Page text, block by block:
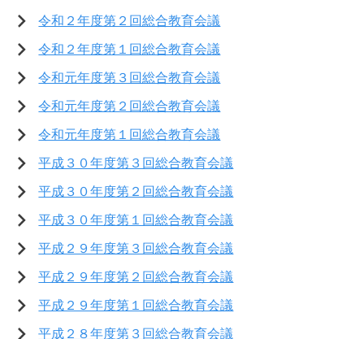
令和２年度第２回総合教育会議
令和２年度第１回総合教育会議
令和元年度第３回総合教育会議
令和元年度第２回総合教育会議
令和元年度第１回総合教育会議
平成３０年度第３回総合教育会議
平成３０年度第２回総合教育会議
平成３０年度第１回総合教育会議
平成２９年度第３回総合教育会議
平成２９年度第２回総合教育会議
平成２９年度第１回総合教育会議
平成２８年度第３回総合教育会議